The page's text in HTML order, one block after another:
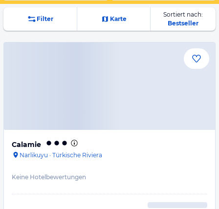
Filter Karte
Sortiert nach:
Bestseller
Calamie
Narlikuyu · Türkische Riviera
Keine Hotelbewertungen